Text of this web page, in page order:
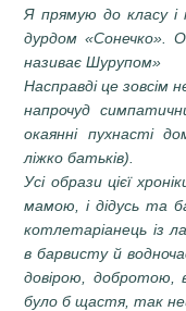
Я прямую до класу
дурдом «Сонечко».
називає Шурупом»
Насправді це зовсім
напрочуд
окаянні пухнасті
ліжко батьків).
Усі образи цієї
мамою, і дідусь та
котлетаріанець із
в барвисту й
довірою, добротою,
було б щастя, так